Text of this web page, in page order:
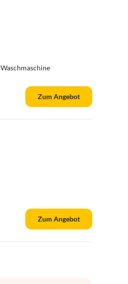
Waschmaschine
Zum Angebot
Zum Angebot